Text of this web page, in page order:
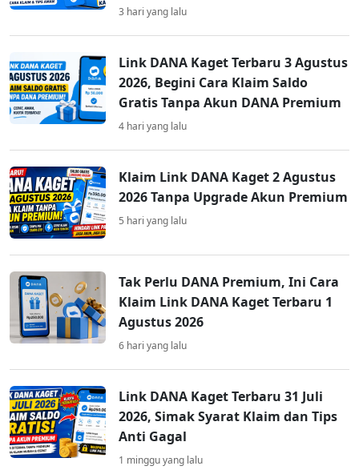
3 hari yang lalu
Link DANA Kaget Terbaru 3 Agustus
2026, Begini Cara Klaim Saldo
Gratis Tanpa Akun DANA Premium
4 hari yang lalu
Klaim Link DANA Kaget 2 Agustus
2026 Tanpa Upgrade Akun Premium
5 hari yang lalu
Tak Perlu DANA Premium, Ini Cara
Klaim Link DANA Kaget Terbaru 1
Agustus 2026
6 hari yang lalu
Link DANA Kaget Terbaru 31 Juli
2026, Simak Syarat Klaim dan Tips
Anti Gagal
1 minggu yang lalu